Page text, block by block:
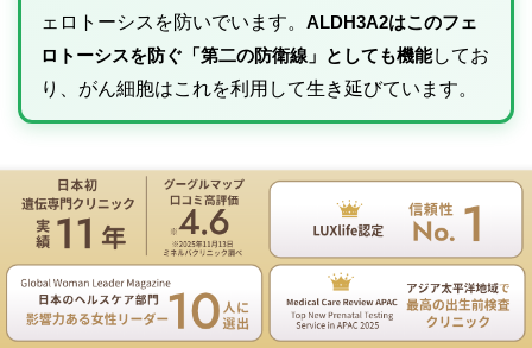
ェロトーシスを防いでいます。 ALDH3A2はこのフェ
ロトーシスを防ぐ「第二の防衛線」としても機能してお
り、がん細胞はこれを利用して生き延びています。
急性骨髄性白血病（AML）における
合成致死性
急性骨髄性白血病（AML）の悪性細胞（L-GMP）は正常
遺伝専門医のNIPT遺伝カウンセリングは無料
お電話 ご予約